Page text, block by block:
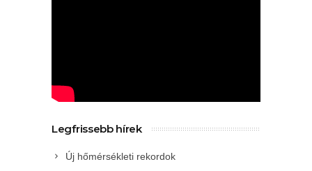
Legfrissebb hírek
Új hőmérsékleti rekordok